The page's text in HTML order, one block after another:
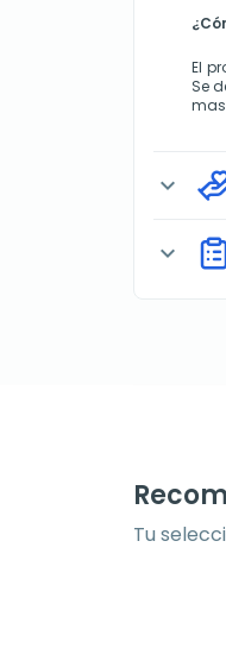
El
Se
expand_more
expand_more
Tu